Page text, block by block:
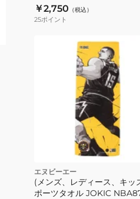
￥2,750 （税込）
25ポイント
エヌビーエー
(メンズ、レディース、キッ
ポーツタオル JOKIC